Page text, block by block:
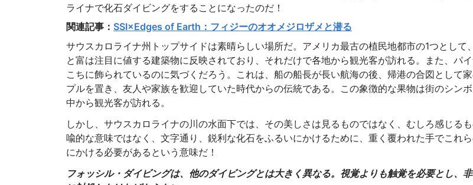
ライナで化石ダイビングをすることになったのだ！
関連記事： SSI×Edges of Earth：フィジーのオオメジロザメと潜る
サウスカロライナ州トップサイドは素晴らしい場所だ。アメリカ最古の植民地都市の1つとして
と富は注目に値する建築物に反映されており、それだけで各地から観光客が訪れる。また、パ
こちに飾られているのに気づくだろう。これは、船の船長が長い航海の後、帰港の合図として
プルを置き、友人や家族を歓迎していた時代からの伝統である。この象徴的な果物は街のシン
中から観光客が訪れる。
しかし、サウスカロライナの川の水面下では、その美しさは見るものではなく、むしろ感じる
喩的な意味ではなく、文字通り、鋭利な化石をふるいにかけるために、重く覆われた手でこれ
にかける必要があるという意味だ！
フォッシル・ダイビングは、他のダイビングとは大きく異なる。視覚よりも触覚を必要とし、